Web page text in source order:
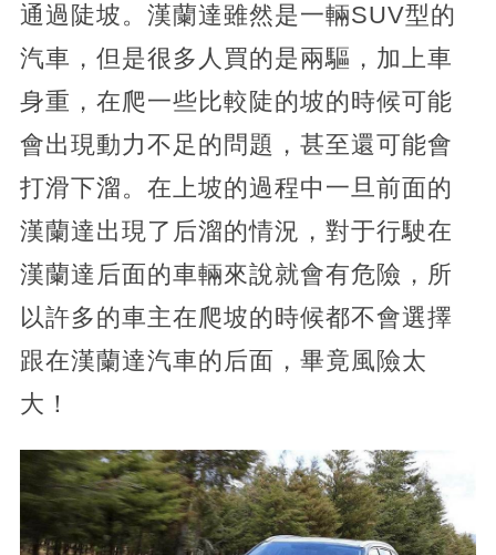
通過陡坡。漢蘭達雖然是一輛SUV型的
汽車，但是很多人買的是兩驅，加上車
身重，在爬一些比較陡的坡的時候可能
會出現動力不足的問題，甚至還可能會
打滑下溜。在上坡的過程中一旦前面的
漢蘭達出現了后溜的情況，對于行駛在
漢蘭達后面的車輛來說就會有危險，所
以許多的車主在爬坡的時候都不會選擇
跟在漢蘭達汽車的后面，畢竟風險太
大！